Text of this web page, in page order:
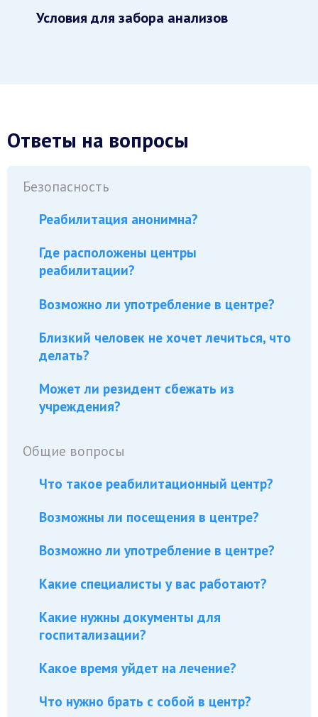
Условия для забора анализов
Ответы на вопросы
Безопасность
Реабилитация анонимна?
Где расположены центры
реабилитации?
Возможно ли употребление в центре?
Близкий человек не хочет лечиться, что
делать?
Может ли резидент сбежать из
учреждения?
Общие вопросы
Что такое реабилитационный центр?
Возможны ли посещения в центре?
Возможно ли употребление в центре?
Какие специалисты у вас работают?
Какие нужны документы для
госпитализации?
Какое время уйдет на лечение?
Что нужно брать с собой в центр?